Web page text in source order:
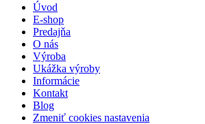
Úvod
E-shop
Predajňa
O nás
Výroba
Ukážka výroby
Informácie
Kontakt
Blog
Zmeniť cookies nastavenia